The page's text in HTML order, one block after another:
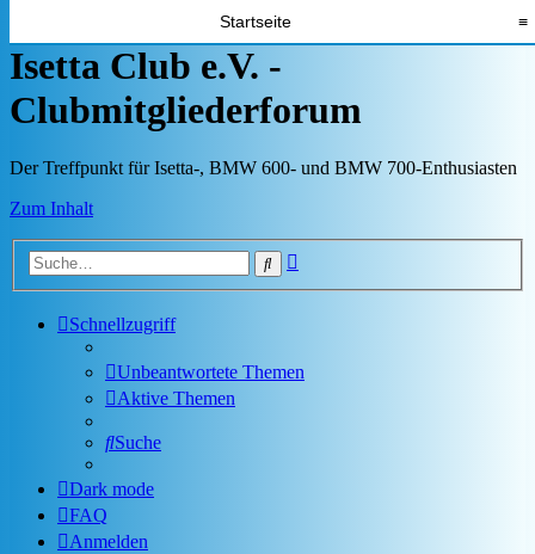
Startseite ≡
Isetta Club e.V. -
Clubmitgliederforum
Der Treffpunkt für Isetta-, BMW 600- und BMW 700-Enthusiasten
Zum Inhalt
Suche
Schnellzugriff
Unbeantwortete Themen
Aktive Themen
Suche
Dark mode
FAQ
Anmelden